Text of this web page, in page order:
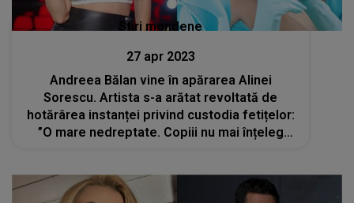
Stiri mondene
27 apr 2023
Andreea Bălan vine în apărarea Alinei
Sorescu. Artista s-a arătat revoltată de
hotărârea instanței privind custodia fetițelor:
”O mare nedreptate. Copiii nu mai înțeleg